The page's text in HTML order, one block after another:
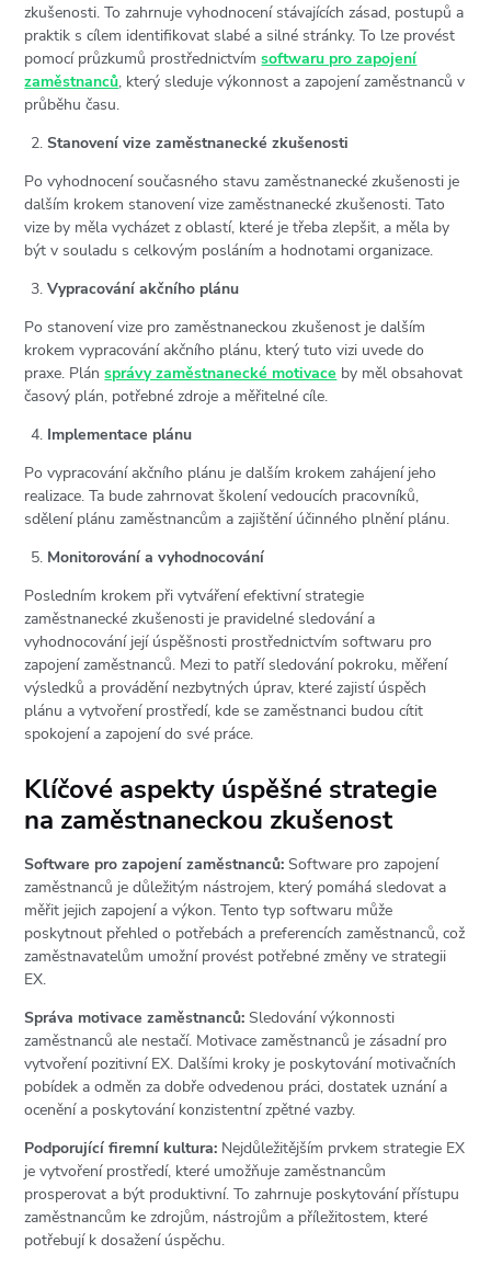
zkušenosti. To zahrnuje vyhodnocení stávajících zásad, postupů a
praktik s cílem identifikovat slabé a silné stránky. To lze provést
pomocí průzkumů prostřednictvímsoftwaru pro zapojení
zaměstnanců, který sleduje výkonnost a zapojení zaměstnanců v
průběhu času.
Stanovení vize zaměstnanecké zkušenosti
Po vyhodnocení současného stavu zaměstnanecké zkušenosti je
dalším krokem stanovení vize zaměstnanecké zkušenosti. Tato
vize by měla vycházet z oblastí, které je třeba zlepšit, a měla by
být v souladu s celkovým posláním a hodnotami organizace.
Vypracování akčního plánu
Po stanovení vize pro zaměstnaneckou zkušenost je dalším
krokem vypracování akčního plánu, který tuto vizi uvede do
praxe. Plánsprávy zaměstnanecké motivace by měl obsahovat
časový plán, potřebné zdroje a měřitelné cíle.
Implementace plánu
Po vypracování akčního plánu je dalším krokem zahájení jeho
realizace. Ta bude zahrnovat školení vedoucích pracovníků,
sdělení plánu zaměstnancům a zajištění účinného plnění plánu.
Monitorování a vyhodnocování
Posledním krokem při vytváření efektivní strategie
zaměstnanecké zkušenosti je pravidelné sledování a
vyhodnocování její úspěšnosti prostřednictvím softwaru pro
zapojení zaměstnanců. Mezi to patří sledování pokroku, měření
výsledků a provádění nezbytných úprav, které zajistí úspěch
plánu a vytvoření prostředí, kde se zaměstnanci budou cítit
spokojení a zapojení do své práce.
Klíčové aspekty úspěšné strategie
na zaměstnaneckou zkušenost
Software pro zapojení zaměstnanců: Software pro zapojení
zaměstnanců je důležitým nástrojem, který pomáhá sledovat a
měřit jejich zapojení a výkon. Tento typ softwaru může
poskytnout přehled o potřebách a preferencích zaměstnanců, což
zaměstnavatelům umožní provést potřebné změny ve strategii
EX.
Správa motivace zaměstnanců: Sledování výkonnosti
zaměstnanců ale nestačí. Motivace zaměstnanců je zásadní pro
vytvoření pozitivní EX. Dalšími kroky je poskytování motivačních
pobídek a odměn za dobře odvedenou práci, dostatek uznání a
ocenění a poskytování konzistentní zpětné vazby.
Podporující firemní kultura: Nejdůležitějším prvkem strategie EX
je vytvoření prostředí, které umožňuje zaměstnancům
prosperovat a být produktivní. To zahrnuje poskytování přístupu
zaměstnancům ke zdrojům, nástrojům a příležitostem, které
potřebují k dosažení úspěchu.